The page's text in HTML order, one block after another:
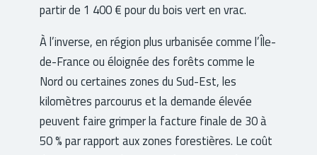
partir de 1 400 € pour du bois vert en vrac.
À l’inverse, en région plus urbanisée comme l’Île-
de-France ou éloignée des forêts comme le
Nord ou certaines zones du Sud-Est, les
kilomètres parcourus et la demande élevée
peuvent faire grimper la facture finale de 30 à
50 % par rapport aux zones forestières. Le coût